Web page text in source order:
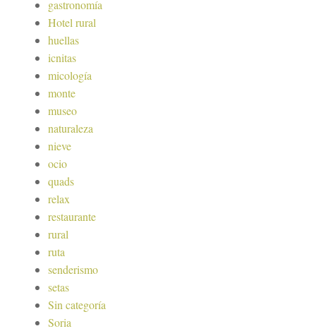
gastronomía
Hotel rural
huellas
icnitas
micología
monte
museo
naturaleza
nieve
ocio
quads
relax
restaurante
rural
ruta
senderismo
setas
Sin categoría
Soria